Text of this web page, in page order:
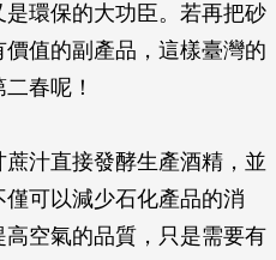
環保的大功臣。若再把砂
值的副產品，這樣臺灣的
春呢！
汁直接發酵生產酒精，並
可以減少石化產品的消
空氣的品質，只是需要有